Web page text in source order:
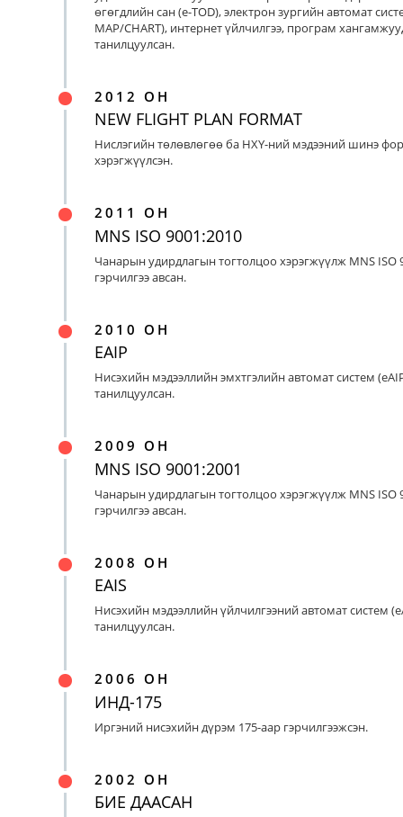
өгөгдлийн сан (e-TOD), электрон зургийн автомат
MAP/CHART), интернет үйлчилгээ, програм
танилцуулсан.
2012 ОН
NEW FLIGHT PLAN FORMAT
Нислэгийн төлөвлөгөө ба НХҮ-ний мэдээний шинэ
хэрэгжүүлсэн.
2011 ОН
MNS ISO 9001:2010
Чанарын удирдлагын тогтолцоо хэрэгжүүлж MNS ISO
гэрчилгээ авсан.
2010 ОН
EAIP
Нисэхийн мэдээллийн эмхтгэлийн автомат систем
танилцуулсан.
2009 ОН
MNS ISO 9001:2001
Чанарын удирдлагын тогтолцоо хэрэгжүүлж MNS ISO
гэрчилгээ авсан.
2008 ОН
EAIS
Нисэхийн мэдээллийн үйлчилгээний автомат систем
танилцуулсан.
2006 ОН
ИНД-175
Иргэний нисэхийн дүрэм 175-аар гэрчилгээжсэн.
2002 ОН
БИЕ ДААСАН